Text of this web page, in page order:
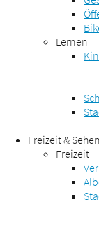
Lernen
Freizeit &
Freizeit